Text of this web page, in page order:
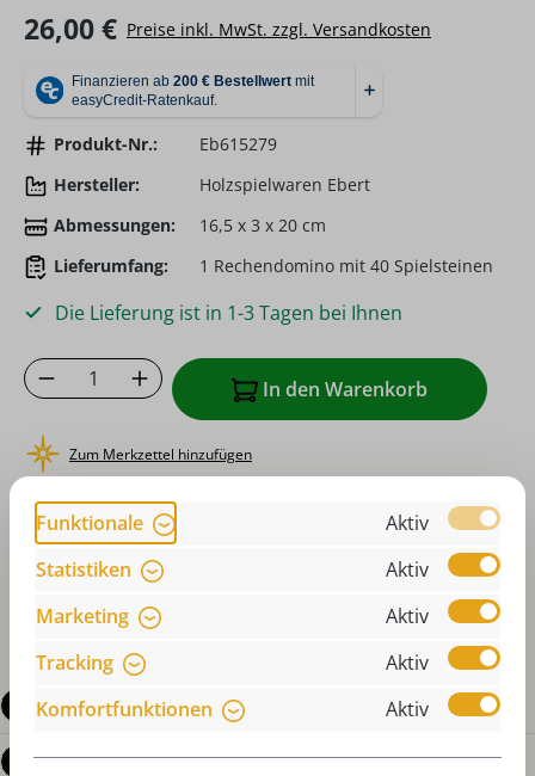
Regulärer Preis:
26,00 € Preise inkl. MwSt. zzgl. Versandkosten
Produkt-Nr.:
Eb615279
Hersteller:
Holzspielwaren Ebert
Abmessungen:
16,5 x 3 x 20 cm
Lieferumfang:
1 Rechendomino mit 40 Spielsteinen
Die Lieferung ist in 1-3 Tagen bei Ihnen
Produkt Anzahl: Gib den gewünschten
In den Warenkorb
Zum Merkzettel hinzufügen
oder sofort bestellen mit
Beschreibung
Produktdetails
Funktionale
Aktiv
Statistiken
Aktiv
Marketing
Aktiv
Tracking
Aktiv
Komfortfunktionen
Aktiv